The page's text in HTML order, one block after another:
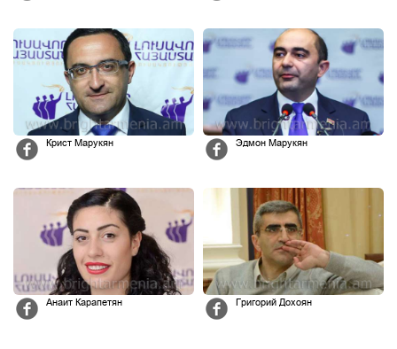
Крист Марукян Эдмон Марукян
Анаит Карапетян Григорий Дохоян